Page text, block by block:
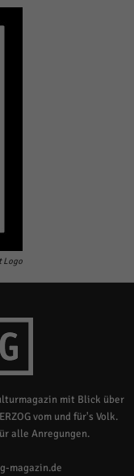
Logo
mit Blick über
vom und für's Volk.
alle Anregungen.
magazin.de